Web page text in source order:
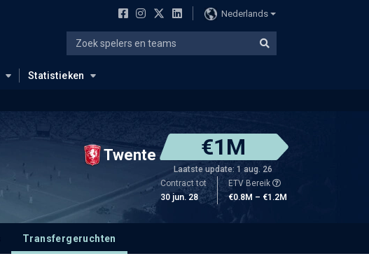
Nederlands
Statistieken
Twente €1M
Laatste update: 1 aug. 26
Contract tot
30 jun. 28
ETV Bereik
€0.8M – €1.2M
Transfergeruchten